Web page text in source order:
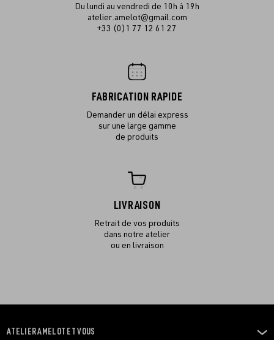
Du lundi au vendredi de 10h à 19h
atelier.amelot@gmail.com
+33 (0)1 77 12 61 27
FABRICATION RAPIDE
Demander un délai express
sur une large gamme
de produits
LIVRAISON
Retrait de vos produits
dans notre atelier
ou en livraison
OUVRIR
ATELIER AMELOT ET VOUS